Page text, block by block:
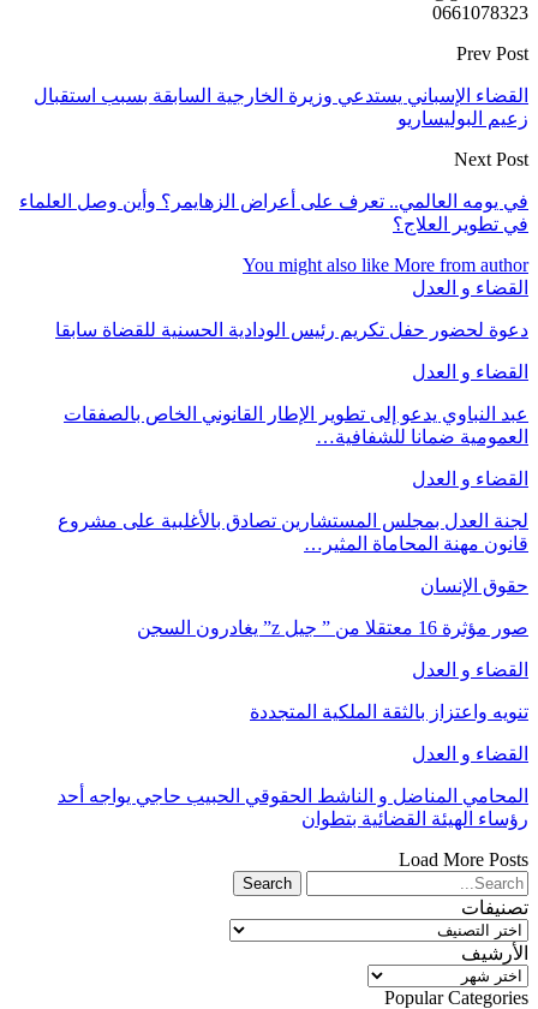
0661078323
Prev Post
القضاء الإسباني يستدعي وزيرة الخارجية السابقة بسبب استقبال
زعيم البوليساريو
Next Post
في يومه العالمي.. تعرف على أعراض الزهايمر؟ وأين وصل العلماء
في تطوير العلاج؟
You might also like More from author
القضاء و العدل
دعوة لحضور حفل تكريم رئيس الودادية الحسنية للقضاة سابقا
القضاء و العدل
عبد النباوي يدعو إلى تطوير الإطار القانوني الخاص بالصفقات
العمومية ضمانا للشفافية…
القضاء و العدل
لجنة العدل بمجلس المستشارين تصادق بالأغلبية على مشروع
قانون مهنة المحاماة المثير…
حقوق الإنسان
صور مؤثرة 16 معتقلا من ” جيل z” يغادرون السجن
القضاء و العدل
تنويه واعتزاز بالثقة الملكية المتجددة
القضاء و العدل
المحامي المناضل و الناشط الحقوقي الحبيب حاجي يواجه أحد
رؤساء الهيئة القضائية بتطوان
Load More Posts
تصنيفات
تصنيفات
الأرشيف
الأرشيف
Popular Categories